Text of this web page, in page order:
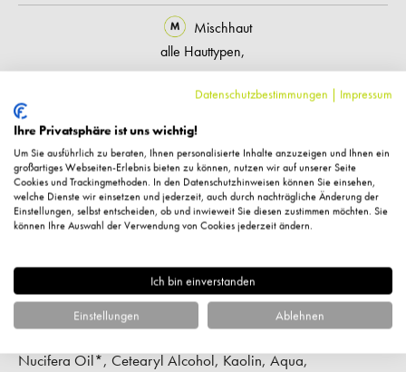
Mischhaut
alle Hauttypen,
reife Haut,
trockene Haut
Pflegekategorie: Masken,Peelings
Wirkung:
Feuchtigkeitsspendend,
glättend,porenverfeinernd,
regenerierend
Nucifera Oil*, Cetearyl Alcohol, Kaolin, Aqua,
Datenschutzbestimmungen | Impressum
Ihre Privatsphäre ist uns wichtig!
Um Sie ausführlich zu beraten, Ihnen personalisierte Inhalte anzuzeigen und Ihnen ein
großartiges Webseiten-Erlebnis bieten zu können, nutzen wir auf unserer Seite
Cookies und Trackingmethoden. In den Datenschutzhinweisen können Sie einsehen,
welche Dienste wir einsetzen und jederzeit, auch durch nachträgliche Änderung der
Einstellungen, selbst entscheiden, ob und inwieweit Sie diesen zustimmen möchten. Sie
können Ihre Auswahl der Verwendung von Cookies jederzeit ändern.
Ich bin einverstanden
Einstellungen Ablehnen